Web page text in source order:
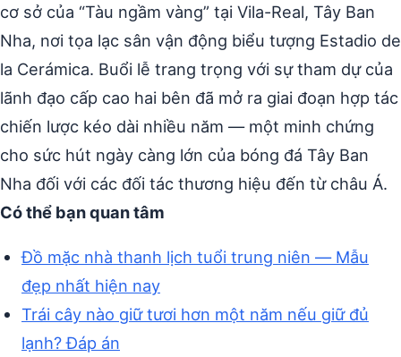
cơ sở của “Tàu ngầm vàng” tại Vila-Real, Tây Ban
Nha, nơi tọa lạc sân vận động biểu tượng Estadio de
la Cerámica. Buổi lễ trang trọng với sự tham dự của
lãnh đạo cấp cao hai bên đã mở ra giai đoạn hợp tác
chiến lược kéo dài nhiều năm — một minh chứng
cho sức hút ngày càng lớn của bóng đá Tây Ban
Nha đối với các đối tác thương hiệu đến từ châu Á.
Có thể bạn quan tâm
Đồ mặc nhà thanh lịch tuổi trung niên — Mẫu
đẹp nhất hiện nay
Trái cây nào giữ tươi hơn một năm nếu giữ đủ
lạnh? Đáp án